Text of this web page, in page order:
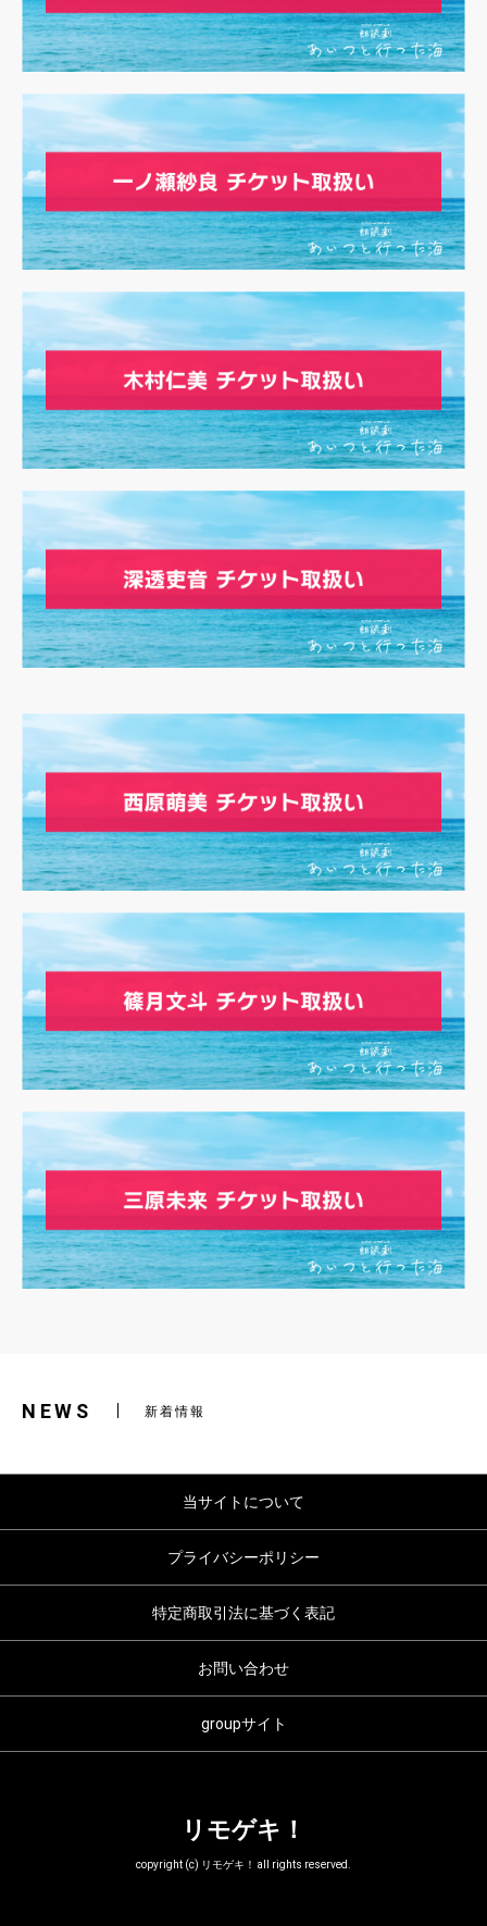
NEWS 新着情報
当サイトについて
プライバシーポリシー
特定商取引法に基づく表記
お問い合わせ
groupサイト
リモゲキ！
copyright (c) リモゲキ！ all rights reserved.